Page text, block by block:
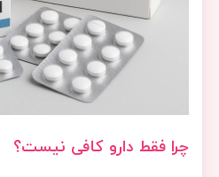
چرا فقط دارو کافی نیست؟